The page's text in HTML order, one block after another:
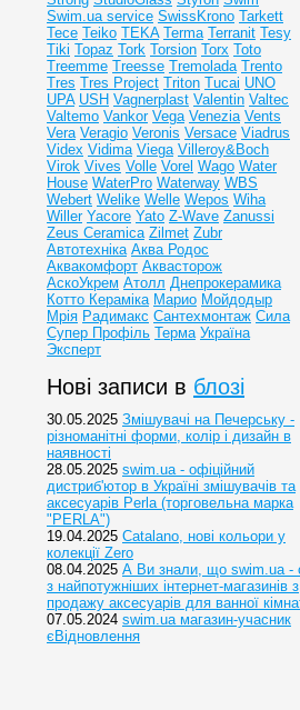
Swim.ua service SwissKrono Tarkett
Tece Teiko TEKA Terma Terranit Tesy
Tiki Topaz Tork Torsion Torx Toto
Treemme Treesse Tremolada Trento
Tres Tres Project Triton Tucai UNO
UPA USH Vagnerplast Valentin Valtec
Valtemo Vankor Vega Venezia Vents
Vera Veragio Veronis Versace Viadrus
Videx Vidima Viega Villeroy&Boch
Virok Vives Volle Vorel Wago Water
House WaterPro Waterway WBS
Webert Welike Welle Wepos Wiha
Willer Yacore Yato Z-Wave Zanussi
Zeus Ceramica Zilmet Zubr
Автотехніка Аква Родос
Аквакомфорт Аквасторож
АскоУкрем Атолл Днепрокерамика
Котто Кераміка Марио Мойдодыр
Мрія Радимакс Сантехмонтаж Сила
Супер Профіль Терма Україна
Эксперт
Нові записи в блозі
30.05.2025 Змішувачі на Печерську -
різноманітні форми, колір і дизайн в
наявності
28.05.2025 swim.ua - офіційний
дистриб'ютор в Україні змішувачів та
аксесуарів Perla (торговельна марка
"PERLA")
19.04.2025 Catalano, нові кольори у
колекції Zero
08.04.2025 А Ви знали, що swim.ua -
з найпотужніших інтернет-магазинів з
продажу аксесуарів для ванної
07.05.2024 swim.ua магазин-учасник
єВідновлення